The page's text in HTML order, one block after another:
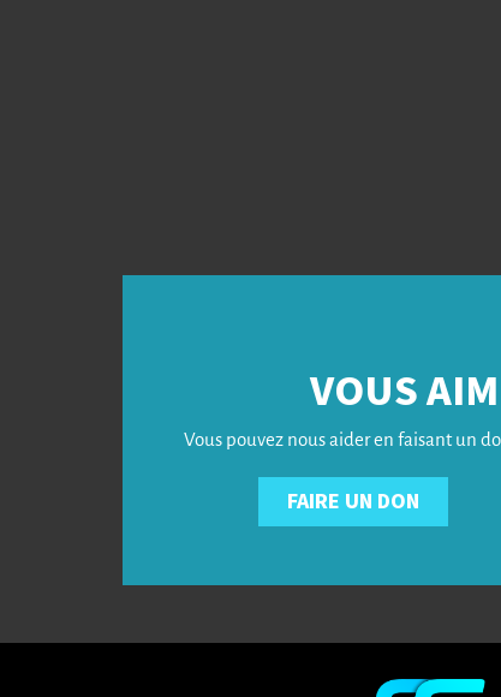
VOUS
Vous pouvez nous aider en faisant un
FAIRE UN DON